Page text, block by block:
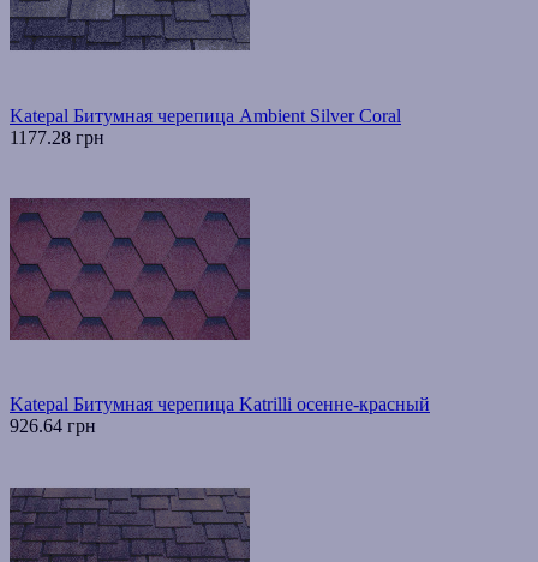
Katepal Битумная черепица Ambient Silver Coral
1177.28 грн
Katepal Битумная черепица Katrilli осенне-красный
926.64 грн